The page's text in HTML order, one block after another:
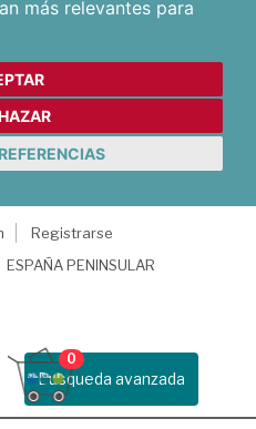
más relevantes para
Registrarse
ESPAÑA PENINSULAR
Busqueda avanzada
0